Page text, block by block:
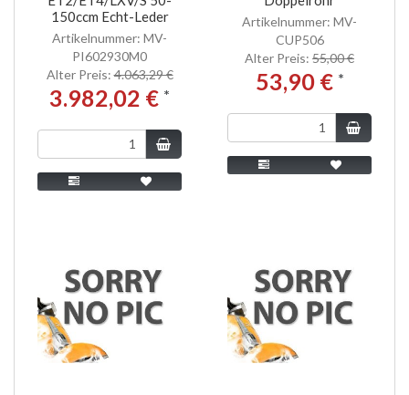
150ccm Echt-Leder
Artikelnummer: MV-
PI602930M0
Alter Preis:4.063,29 €
3.982,02 € *
Artikelnummer: MV-
CUP506
Alter Preis: 55,00 €
53,90 € *